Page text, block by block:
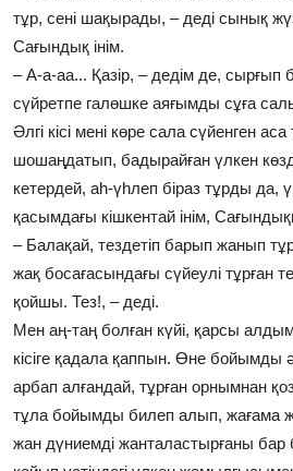
тұр, сені шақырады, – деді сынық
Сағындық інім.
– А-а-аа... Қазір, – дедім де, сырғып
сүйретпе галөшке аяғымды сұға
Әлгі кісі мені көре сала сүйенген аса
шошаңдатып, бадырайған үлкен
кетердей, аһ-үһлеп біраз тұрды да,
қасымдағы кішкентай інім,
– Балақай, тездетіп барып жанып
жақ босағасындағы сүйеулі тұрған
қойшы. Тез!, – деді.
Мен аң-таң болған күйі, қарсы
кісіге қадала қаппын. Өне бойымды
арбап алғандай, тұрған орнымнан
тұла бойымды билеп алып, жағама
жан дүниемді жанталастырғаны